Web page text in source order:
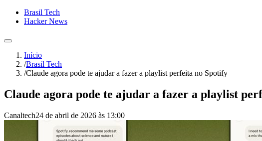
Brasil Tech
Hacker News
Início
/Brasil Tech
/Claude agora pode te ajudar a fazer a playlist perfeita no Spotify
Claude agora pode te ajudar a fazer a playlist
Canaltech24 de abril de 2026 às 13:00